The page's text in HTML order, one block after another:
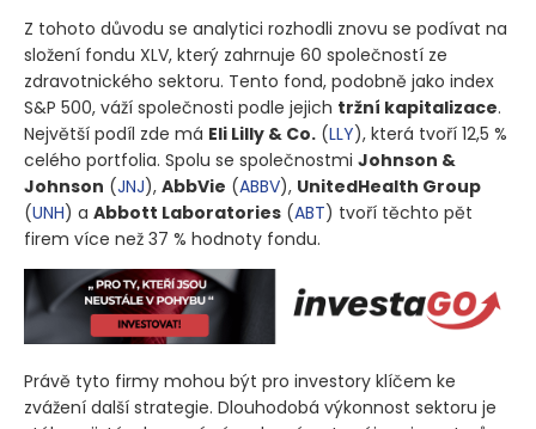
Z tohoto důvodu se analytici rozhodli znovu se podívat na
složení fondu XLV, který zahrnuje 60 společností ze
zdravotnického sektoru. Tento fond, podobně jako index
S&P 500, váží společnosti podle jejich tržní kapitalizace.
Největší podíl zde má Eli Lilly & Co. (LLY), která tvoří 12,5 %
celého portfolia. Spolu se společnostmi Johnson &
Johnson (JNJ), AbbVie (ABBV), UnitedHealth Group
(UNH) a Abbott Laboratories (ABT) tvoří těchto pět
firem více než 37 % hodnoty fondu.
Právě tyto firmy mohou být pro investory klíčem ke
zvážení další strategie. Dlouhodobá výkonnost sektoru je